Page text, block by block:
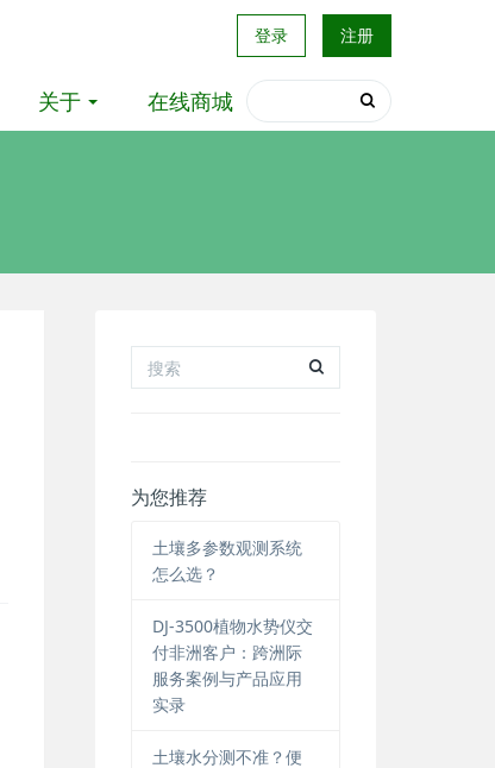
登录 注册
关于 在线商城
为您推荐
土壤多参数观测系统
怎么选？
DJ-3500植物水势仪交
付非洲客户：跨洲际
服务案例与产品应用
实录
土壤水分测不准？便